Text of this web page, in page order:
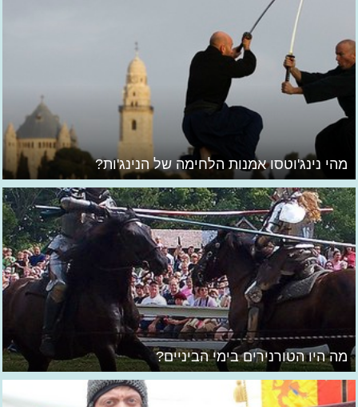
מהי נינג'וטסו אמנות הלחימה של הנינג'ות?
מה היו הטורנירים בימי הביניים?